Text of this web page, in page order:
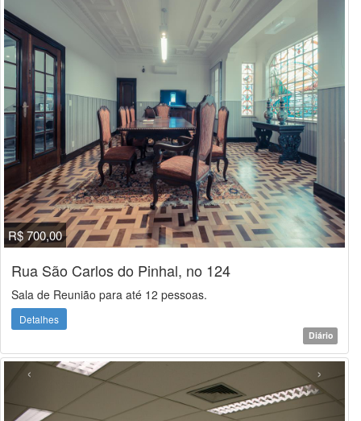
R$ 700,00
Rua São Carlos do Pinhal, no 124
Sala de Reunião para até 12 pessoas.
Detalhes
Diário
‹ ›